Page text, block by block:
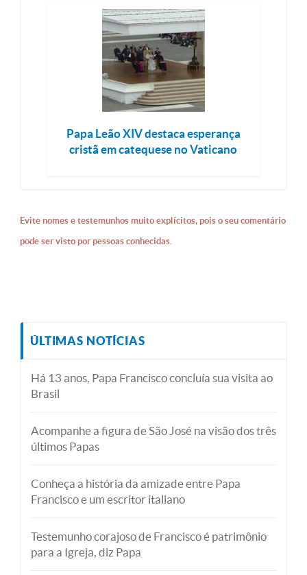
Papa Leão XIV destaca esperança
cristã em catequese no Vaticano
Evite nomes e testemunhos muito explícitos, pois o seu comentário
pode ser visto por pessoas conhecidas.
ÚLTIMAS NOTÍCIAS
Há 13 anos, Papa Francisco concluía sua visita ao
Brasil
Acompanhe a figura de São José na visão dos três
últimos Papas
Conheça a história da amizade entre Papa
Francisco e um escritor italiano
Testemunho corajoso de Francisco é patrimônio
para a Igreja, diz Papa